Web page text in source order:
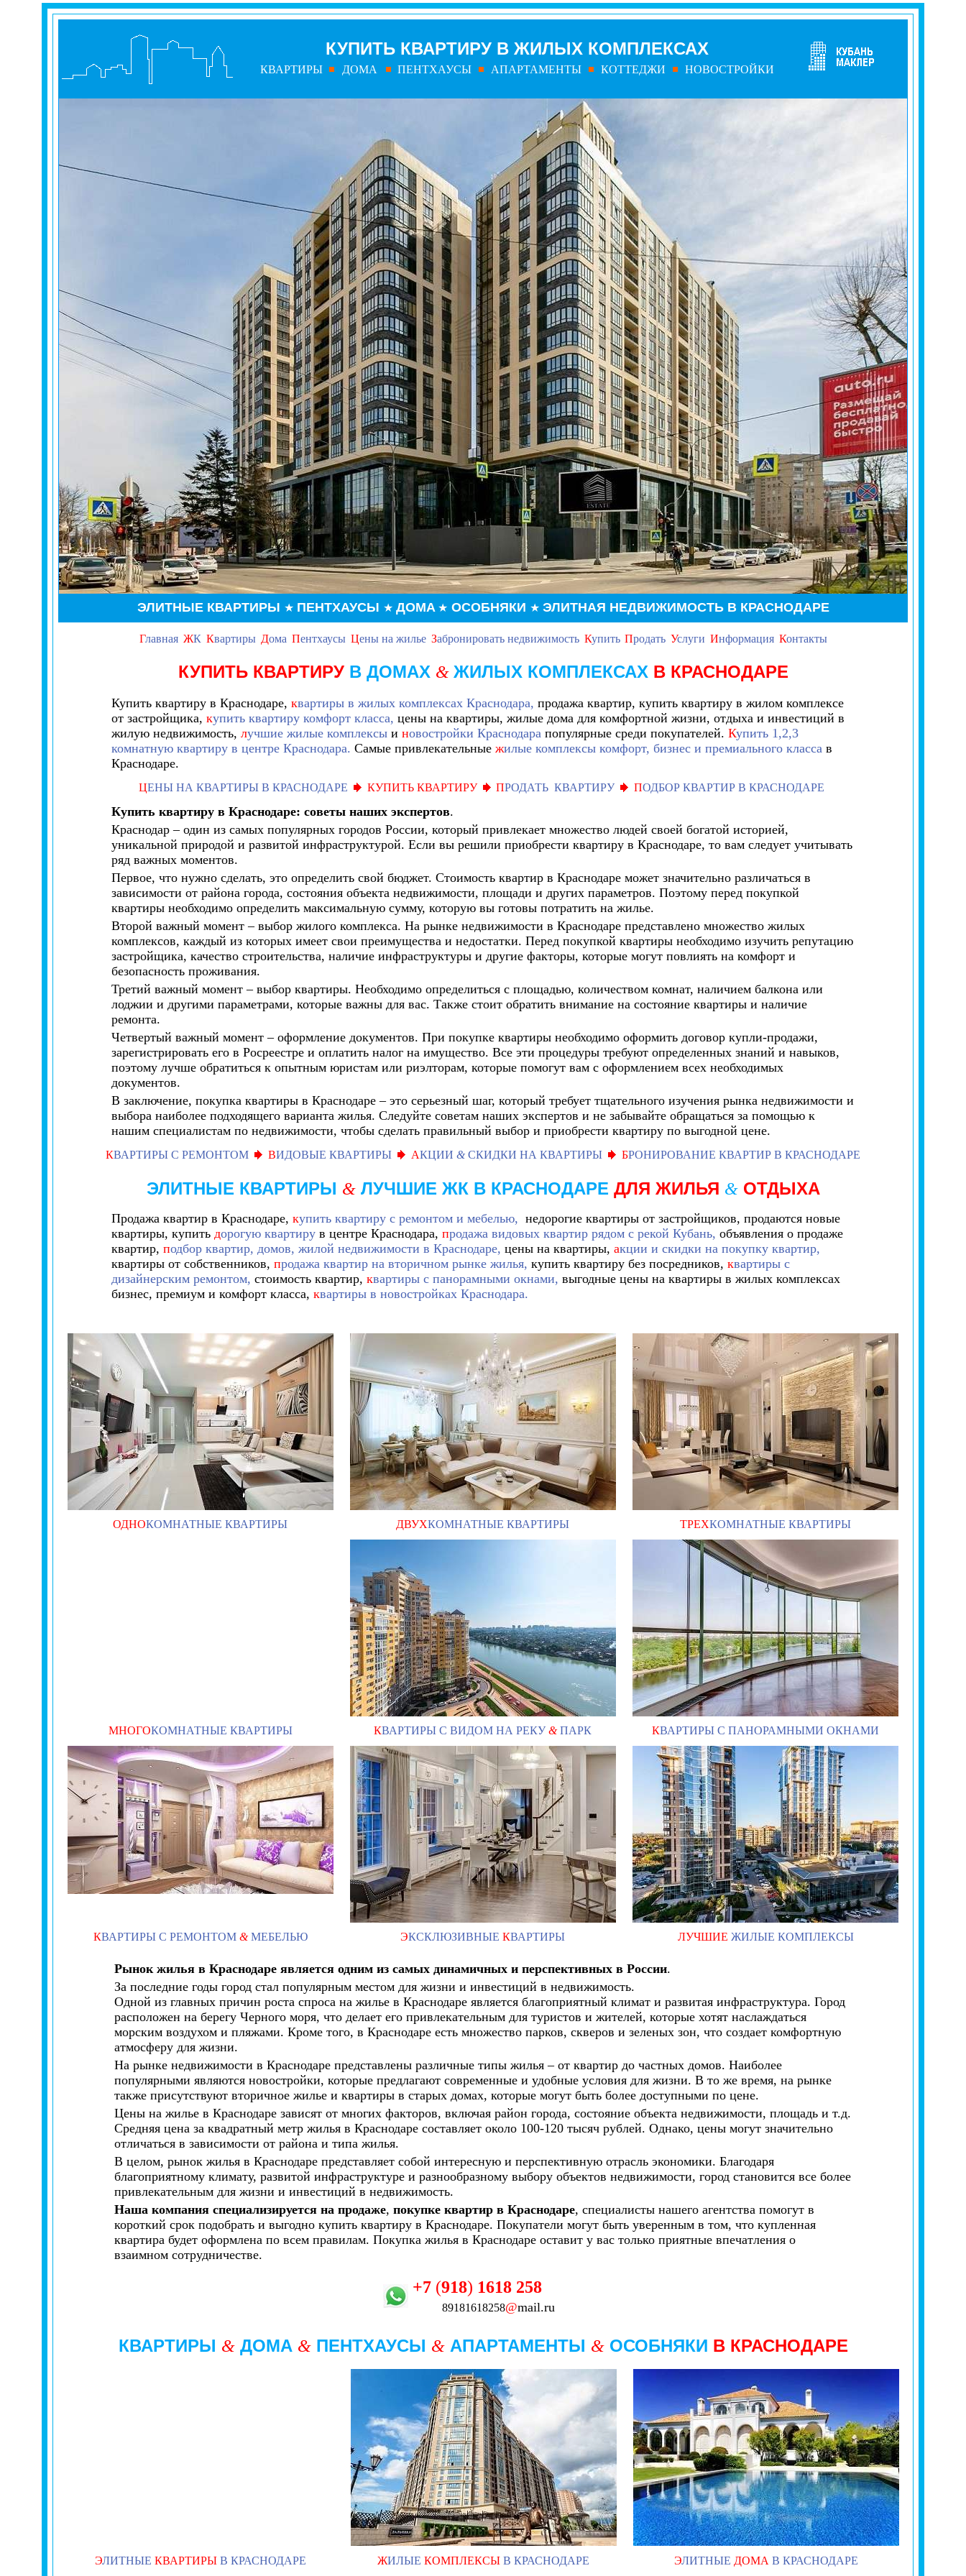
КУПИТЬ КВАРТИРУ В ЖИЛЫХ КОМПЛЕКСАХ
КВАРТИРЫ ДОМА ПЕНТХАУСЫ АПАРТАМЕНТЫ КОТТЕДЖИ НОВОСТРОЙКИ
ЭЛИТНЫЕ КВАРТИРЫ ★ ПЕНТХАУСЫ ★ ДОМА ★ ОСОБНЯКИ ★ ЭЛИТНАЯ НЕДВИЖИМОСТЬ В КРАСНОДАРЕ
Главная ЖК Квартиры Дома Пентхаусы Цены на жилье Забронировать недвижимость Купить Продать Услуги Информация Контакты
КУПИТЬ КВАРТИРУ В ДОМАХ & ЖИЛЫХ КОМПЛЕКСАХ В КРАСНОДАРЕ
Купить квартиру в Краснодаре, квартиры в жилых комплексах Краснодара, продажа квартир, купить квартиру в жилом комплексе
от застройщика, купить квартиру комфорт класса, цены на квартиры, жилые дома для комфортной жизни, отдыха и инвестиций в
жилую недвижимость, лучшие жилые комплексы и новостройки Краснодара популярные среди покупателей. Купить 1,2,3
комнатную квартиру в центре Краснодара. Самые привлекательные жилые комплексы комфорт, бизнес и премиального класса в
Краснодаре.
ЦЕНЫ НА КВАРТИРЫ В КРАСНОДАРЕ КУПИТЬ КВАРТИРУ ПРОДАТЬ КВАРТИРУ ПОДБОР КВАРТИР В КРАСНОДАРЕ
Купить квартиру в Краснодаре: советы наших экспертов.
Краснодар – один из самых популярных городов России, который привлекает множество людей своей богатой историей,
уникальной природой и развитой инфраструктурой. Если вы решили приобрести квартиру в Краснодаре, то вам следует учитывать
ряд важных моментов.
Первое, что нужно сделать, это определить свой бюджет. Стоимость квартир в Краснодаре может значительно различаться в
зависимости от района города, состояния объекта недвижимости, площади и других параметров. Поэтому перед покупкой
квартиры необходимо определить максимальную сумму, которую вы готовы потратить на жилье.
Второй важный момент – выбор жилого комплекса. На рынке недвижимости в Краснодаре представлено множество жилых
комплексов, каждый из которых имеет свои преимущества и недостатки. Перед покупкой квартиры необходимо изучить репутацию
застройщика, качество строительства, наличие инфраструктуры и другие факторы, которые могут повлиять на комфорт и
безопасность проживания.
Третий важный момент – выбор квартиры. Необходимо определиться с площадью, количеством комнат, наличием балкона или
лоджии и другими параметрами, которые важны для вас. Также стоит обратить внимание на состояние квартиры и наличие
ремонта.
Четвертый важный момент – оформление документов. При покупке квартиры необходимо оформить договор купли-продажи,
зарегистрировать его в Росреестре и оплатить налог на имущество. Все эти процедуры требуют определенных знаний и навыков,
поэтому лучше обратиться к опытным юристам или риэлторам, которые помогут вам с оформлением всех необходимых
документов.
В заключение, покупка квартиры в Краснодаре – это серьезный шаг, который требует тщательного изучения рынка недвижимости и
выбора наиболее подходящего варианта жилья. Следуйте советам наших экспертов и не забывайте обращаться за помощью к
нашим специалистам по недвижимости, чтобы сделать правильный выбор и приобрести квартиру по выгодной цене.
КВАРТИРЫ С РЕМОНТОМ ВИДОВЫЕ КВАРТИРЫ АКЦИИ &СКИДКИ НА КВАРТИРЫ БРОНИРОВАНИЕ КВАРТИР В КРАСНОДАРЕ
ЭЛИТНЫЕ КВАРТИРЫ &ЛУЧШИЕ ЖК В КРАСНОДАРЕ ДЛЯ ЖИЛЬЯ &ОТДЫХА
Продажа квартир в Краснодаре, купить квартиру с ремонтом и мебелью, недорогие квартиры от застройщиков, продаются новые
квартиры, купить дорогую квартиру в центре Краснодара, продажа видовых квартир рядом с рекой Кубань, объявления о продаже
квартир, подбор квартир, домов, жилой недвижимости в Краснодаре, цены на квартиры, акции и скидки на покупку квартир,
квартиры от собственников, продажа квартир на вторичном рынке жилья, купить квартиру без посредников, квартиры с
дизайнерским ремонтом, стоимость квартир, квартиры с панорамными окнами, выгодные цены на квартиры в жилых комплексах
бизнес, премиум и комфорт класса, квартиры в новостройках Краснодара.
ОДНОКОМНАТНЫЕ КВАРТИРЫ ДВУХКОМНАТНЫЕ КВАРТИРЫ ТРЕХКОМНАТНЫЕ КВАРТИРЫ
МНОГОКОМНАТНЫЕ КВАРТИРЫ КВАРТИРЫ С ВИДОМ НА РЕКУ&ПАРК КВАРТИРЫ С ПАНОРАМНЫМИ ОКНАМИ
КВАРТИРЫ С РЕМОНТОМ &МЕБЕЛЬЮ ЭКСКЛЮЗИВНЫЕ КВАРТИРЫ ЛУЧШИЕ ЖИЛЫЕ КОМПЛЕКСЫ
Рынок жилья в Краснодаре является одним из самых динамичных и перспективных в России.
За последние годы город стал популярным местом для жизни и инвестиций в недвижимость.
Одной из главных причин роста спроса на жилье в Краснодаре является благоприятный климат и развитая инфраструктура. Город
расположен на берегу Черного моря, что делает его привлекательным для туристов и жителей, которые хотят наслаждаться
морским воздухом и пляжами. Кроме того, в Краснодаре есть множество парков, скверов и зеленых зон, что создает комфортную
атмосферу для жизни.
На рынке недвижимости в Краснодаре представлены различные типы жилья – от квартир до частных домов. Наиболее
популярными являются новостройки, которые предлагают современные и удобные условия для жизни. В то же время, на рынке
также присутствуют вторичное жилье и квартиры в старых домах, которые могут быть более доступными по цене.
Цены на жилье в Краснодаре зависят от многих факторов, включая район города, состояние объекта недвижимости, площадь и т.д.
Средняя цена за квадратный метр жилья в Краснодаре составляет около 100-120 тысяч рублей. Однако, цены могут значительно
отличаться в зависимости от района и типа жилья.
В целом, рынок жилья в Краснодаре представляет собой интересную и перспективную отрасль экономики. Благодаря
благоприятному климату, развитой инфраструктуре и разнообразному выбору объектов недвижимости, город становится все более
привлекательным для жизни и инвестиций в недвижимость.
Наша компания специализируется на продаже, покупке квартир в Краснодаре, специалисты нашего агентства помогут в
короткий срок подобрать и выгодно купить квартиру в Краснодаре. Покупатели могут быть уверенным в том, что купленная
квартира будет оформлена по всем правилам. Покупка жилья в Краснодаре оставит у вас только приятные впечатления о
взаимном сотрудничестве.
+7(918) 1618 258
89181618258@mail.ru
КВАРТИРЫ &ДОМА &ПЕНТХАУСЫ &АПАРТАМЕНТЫ &ОСОБНЯКИ В КРАСНОДАРЕ
ЭЛИТНЫЕ КВАРТИРЫ В КРАСНОДАРЕ ЖИЛЫЕ КОМПЛЕКСЫ В КРАСНОДАРЕ ЭЛИТНЫЕ ДОМА В КРАСНОДАРЕ